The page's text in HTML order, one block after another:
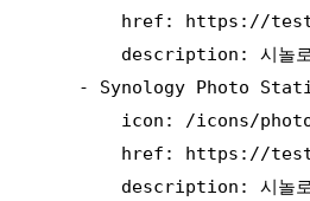
href: https://
description: 시놀로
- Synology Photo
icon: /icons/
href: https://
description: 시놀로